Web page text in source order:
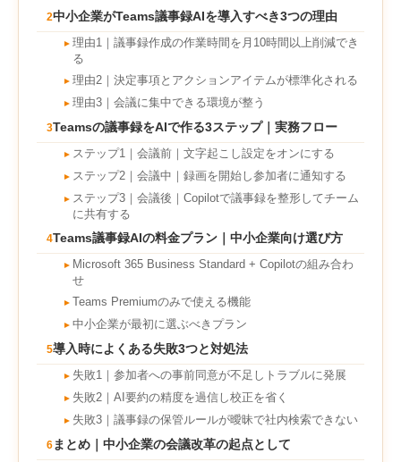
2中小企業がTeams議事録AIを導入すべき3つの理由
► 理由1｜議事録作成の作業時間を月10時間以上削減でき
る
► 理由2｜決定事項とアクションアイテムが標準化される
► 理由3｜会議に集中できる環境が整う
3Teamsの議事録をAIで作る3ステップ｜実務フロー
► ステップ1｜会議前｜文字起こし設定をオンにする
► ステップ2｜会議中｜録画を開始し参加者に通知する
► ステップ3｜会議後｜Copilotで議事録を整形してチーム
に共有する
4Teams議事録AIの料金プラン｜中小企業向け選び方
► Microsoft 365 Business Standard + Copilotの組み合わ
せ
► Teams Premiumのみで使える機能
► 中小企業が最初に選ぶべきプラン
5導入時によくある失敗3つと対処法
► 失敗1｜参加者への事前同意が不足しトラブルに発展
► 失敗2｜AI要約の精度を過信し校正を省く
► 失敗3｜議事録の保管ルールが曖昧で社内検索できない
6まとめ｜中小企業の会議改革の起点として